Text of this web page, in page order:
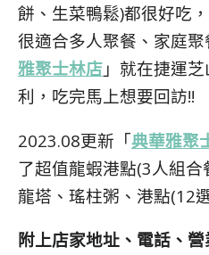
餅、生菜鴨鬆)都很好吃
很適合多人聚餐、家庭
雅聚士林店 」就在捷運
利，吃完馬上想要回訪!!
2023.08更新「典華雅聚
了超值龍蝦港點(3人組
龍塔、瑤柱粥、港點(12
附上店家地址、電話、